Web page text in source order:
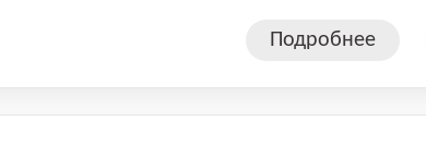
Подробнее